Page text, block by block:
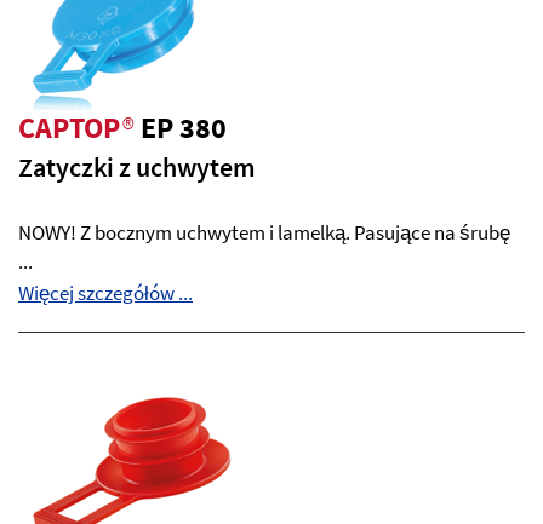
CAPTOP®EP 380
Zatyczki z uchwytem
NOWY! Z bocznym uchwytem i lamelką. Pasujące na śrubę
...
Więcej szczegółów ...